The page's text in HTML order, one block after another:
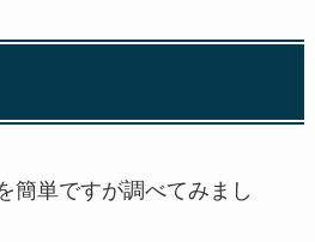
簡単ですが調べてみまし